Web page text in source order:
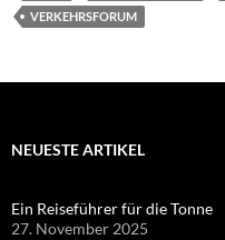
VERKEHRSFORUM
NEUESTE ARTIKEL
Ein Reiseführer für die Tonne
27. November 2025